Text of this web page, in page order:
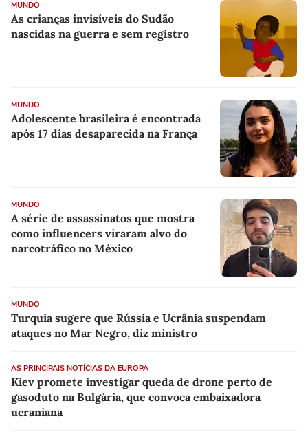
MUNDO
As crianças invisíveis do Sudão
nascidas na guerra e sem registro
MUNDO
Adolescente brasileira é encontrada
após 17 dias desaparecida na França
MUNDO
A série de assassinatos que mostra
como influencers viraram alvo do
narcotráfico no México
MUNDO
Turquia sugere que Rússia e Ucrânia suspendam
ataques no Mar Negro, diz ministro
AS PRINCIPAIS NOTÍCIAS DA EUROPA
Kiev promete investigar queda de drone perto de
gasoduto na Bulgária, que convoca embaixadora
ucraniana